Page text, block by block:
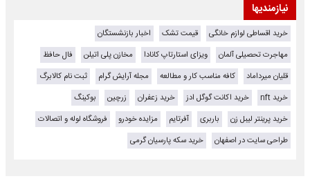
نیازمندیها
خرید اقساطی لوازم خانگی قیمت تشک
اخبار بازنشستگان
مهاجرت تحصیلی آلمان
ویزای استارتاپ کانادا مخازن پلی اتیلن
فال حافظ
قلیان میرداماد
کافه مناسب کار و مطالعه مجله آرایش گرام
ثبت نام کالابرگ
خرید nft
خرید اکانت گوگل ادز خرید زعفران زرچین
بوکینگ
خرید پرینتر لیبل زن
باربری آفرتایم مزایده خودرو
فروشگاه لوله و اتصالات
طراحی سایت در اصفهان
خرید سکه پارسیان گرمی